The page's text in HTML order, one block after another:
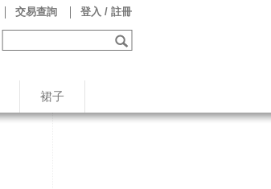
裙子
交易查詢 登入 / 註冊